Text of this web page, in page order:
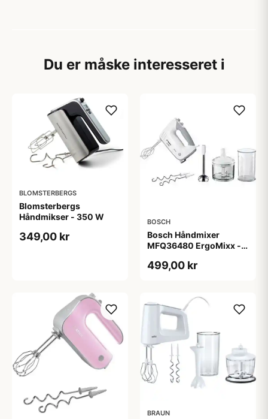
Du er måske interesseret i
BLOMSTERBERGS
Blomsterbergs
Håndmikser - 350 W
349,00 kr
BOSCH
Bosch Håndmixer
MFQ36480 ErgoMixx -
499,00 kr
BRAUN